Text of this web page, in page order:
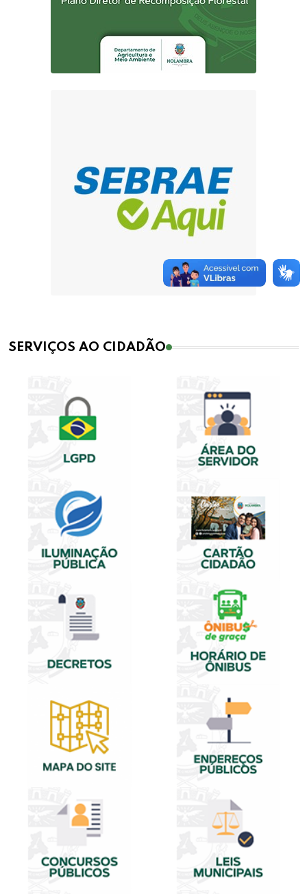
SERVIÇOS AO CIDADÃO